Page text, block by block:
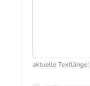
aktuelle